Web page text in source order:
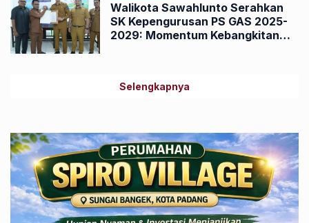
Walikota Sawahlunto Serahkan
SK Kepengurusan PS GAS 2025-
2029: Momentum Kebangkitan
Selengkapnya